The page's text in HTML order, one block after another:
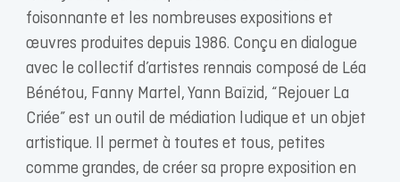
foisonnante et les nombreuses expositions et
œuvres produites depuis 1986. Conçu en dialogue
avec le collectif d’artistes rennais composé de Léa
Bénétou, Fanny Martel, Yann Baïzid, “Rejouer La
Criée” est un outil de médiation ludique et un objet
artistique. Il permet à toutes et tous, petites
comme grandes, de créer sa propre exposition en